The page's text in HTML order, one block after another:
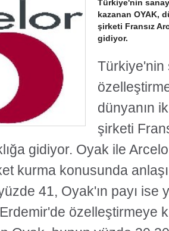
Türkiye'nin
kazanan OYAK,
şirketi Fransız
gidiyor.
Türkiye'nin
dünyanın
şirketi
gidiyor. Oyak ile
kurma konusunda
41, Oyak'ın payı ise
özelleştirmeye